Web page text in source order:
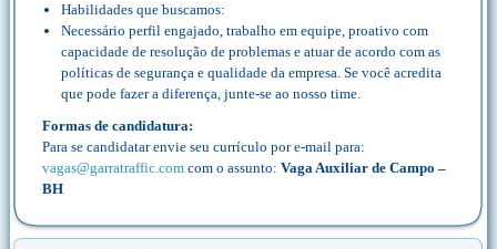
Habilidades que buscamos:
Necessário perfil engajado, trabalho em equipe, proativo com
capacidade de resolução de problemas e atuar de acordo com as
políticas de segurança e qualidade da empresa. Se você acredita
que pode fazer a diferença, junte-se ao nosso time.
Formas de candidatura:
Para se candidatar envie seu currículo por e-mail para:
vagas@garratraffic.com com o assunto: Vaga Auxiliar de Campo –
BH